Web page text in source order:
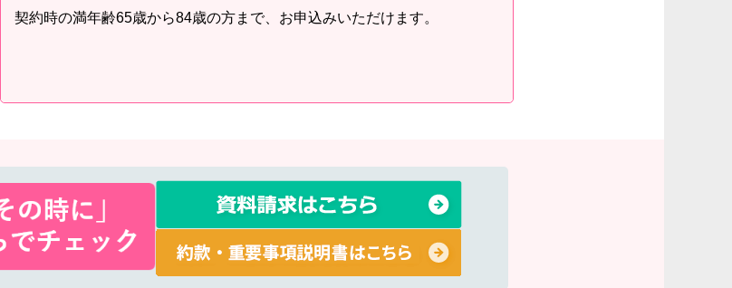
契約時の満年齢65歳から84歳の方まで、お申込みいただけます。